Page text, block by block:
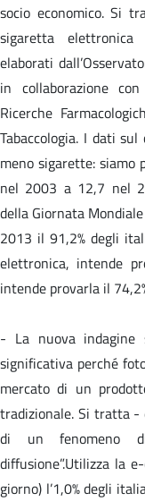
socio economico. Si
sigaretta elettronica
elaborati
in collaborazione
Ricerche
Tabaccologia. I dati
meno sigarette:
nel 2003 a 12,7 nel
della Giornata
2013 il 91,2% degli
elettronica, intende
intende provarla il
- La nuova indagine
significativa perché
mercato di un
tradizionale. Si tratta -
di un fenomeno
diffusione”.Utilizza la
giorno) l’1,0% degli